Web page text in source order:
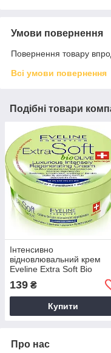
Умови повернення
Повернення товару
Всі умови повернення
Подібні товари
Інтенсивно
відновлювальний крем
Eveline Extra Soft Bio
139 ₴
Купити
Про нас